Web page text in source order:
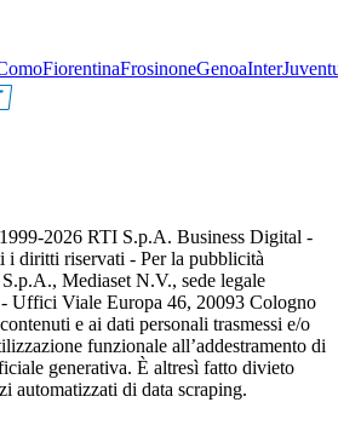
FiorentinaFrosinoneGenoaInter
2026 RTI S.p.A. Business Digital -
i diritti riservati - Per la pubblicità
Mediaset N.V., sede legale
- Uffici Viale Europa 46, 20093 Cologno
e ai dati personali trasmessi e/o
funzionale all’addestramento di
generativa. È altresì fatto divieto
automatizzati di data scraping.